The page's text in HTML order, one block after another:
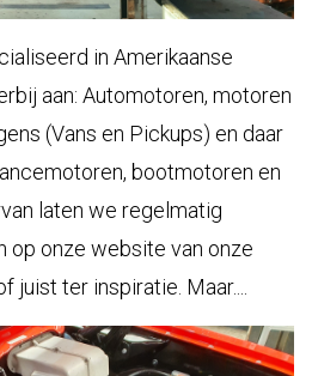
in Amerikaanse
aan: Automotoren, motoren
(Vans en Pickups) en daar
bootmotoren en
laten we regelmatig
op onze website van onze
ter inspiratie. Maar....